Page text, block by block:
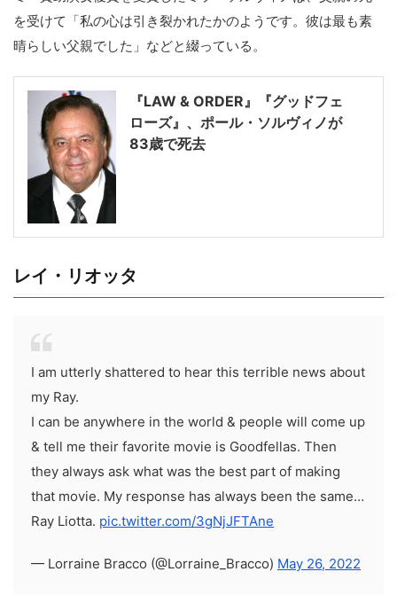
を受けて「私の心は引き裂かれたかのようです。彼は最も素
晴らしい父親でした」などと綴っている。
『LAW & ORDER』『グッドフェ
ローズ』、ポール・ソルヴィノが
83歳で死去
レイ・リオッタ
I am utterly shattered to hear this terrible news about
my Ray.
I can be anywhere in the world & people will come up
& tell me their favorite movie is Goodfellas. Then
they always ask what was the best part of making
that movie. My response has always been the same…
Ray Liotta. pic.twitter.com/3gNjJFTAne
— Lorraine Bracco (@Lorraine_Bracco) May 26, 2022